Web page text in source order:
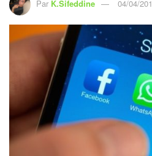
Par K.Sifeddine 04/04/